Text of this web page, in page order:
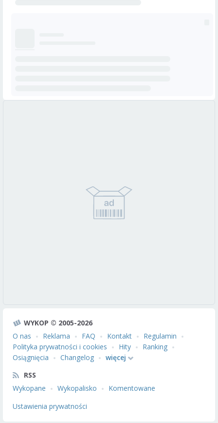
WYKOP © 2005-2026
O nas
Reklama FAQ Kontakt
Regulamin
Polityka prywatności i cookies
Hity
Ranking
Osiągnięcia
Changelog
więcej
RSS
Wykopane
Wykopalisko
Komentowane
Ustawienia prywatności